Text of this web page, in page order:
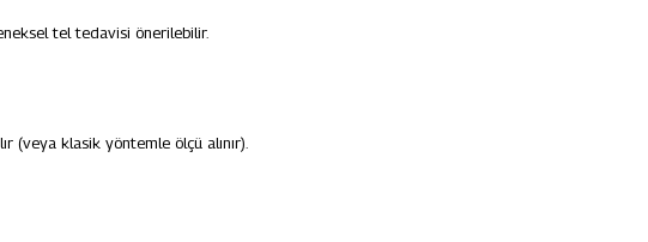
tel tedavisi önerilebilir.
(veya klasik yöntemle ölçü alınır).